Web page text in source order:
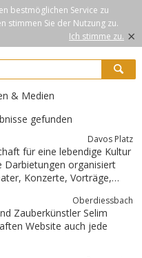
bestmöglichen Service zu
stimmen Sie der Nutzung zu.
Ich stimme zu. ×
& Medien
gefunden
Davos Platz
für eine lebendige Kultur
Oberdiessbach
Zauberkünstler Selim
Website auch jede